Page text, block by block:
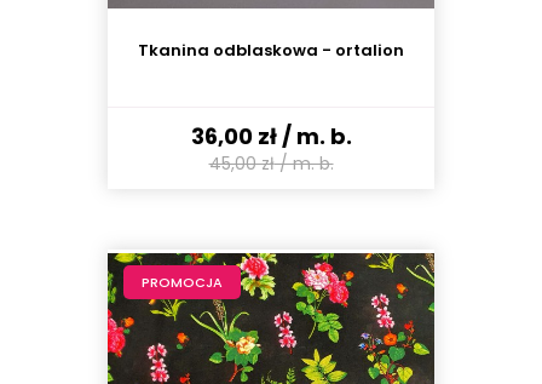
Tkanina odblaskowa - ortalion
36,00 zł/ m. b.
45,00 zł/ m. b.
PROMOCJA